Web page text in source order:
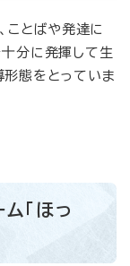
ことばや発達に
分に発揮して生
態をとっていま
「ほっ